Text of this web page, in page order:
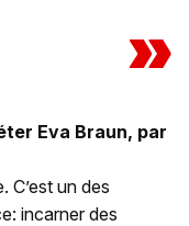
»
Eva Braun, par
C’est un des
incarner des